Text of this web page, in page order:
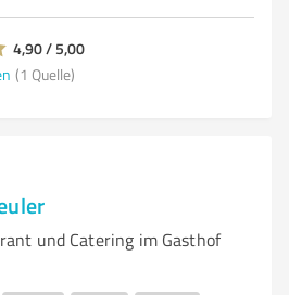
4,90 / 5,00
(1 Quelle)
und Catering im Gasthof